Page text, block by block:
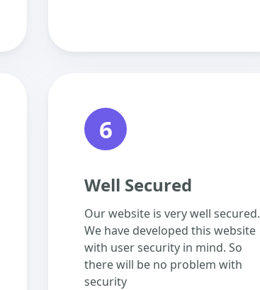
6
Well Secured
Our website is very well secured.
We have developed this website
with user security in mind. So
there will be no problem with
security